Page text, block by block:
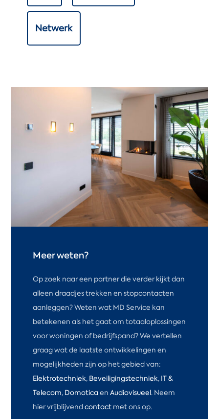
Netwerk
Meer weten?
Op zoek naar een partner die verder kijkt dan
alleen draadjes trekken en stopcontacten
aanleggen? Weten wat MD Service kan
betekenen als het gaat om totaaloplossingen
voor woningen of bedrijfspand? We vertellen
graag wat de laatste ontwikkelingen en
mogelijkheden zijn op het gebied van:
Elektrotechniek, Beveiligingstechniek, IT &
Telecom, DomoticaenAudiovisueel. Neem
hier vrijblijvendcontact met ons op.